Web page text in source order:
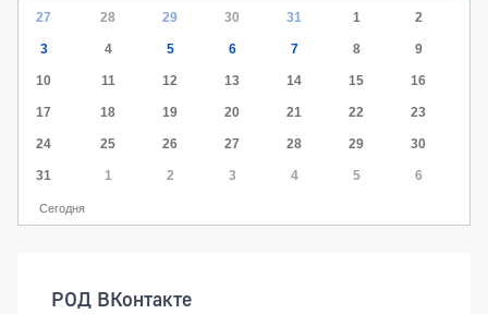
27 28 29 30 31 1 2
3 4 5 6 7 8 9
10 11 12 13 14 15 16
17 18 19 20 21 22 23
24 25 26 27 28 29 30
31 1 2 3 4 5 6
Сегодня
РОД ВКонтакте